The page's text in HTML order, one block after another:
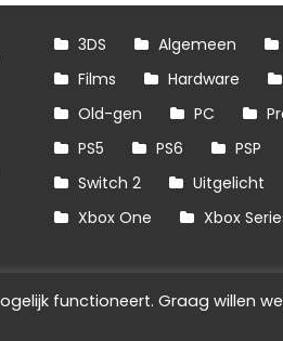
3DS Algemeen
Films
Hardware
Old-gen
PC
PS5
PS6 PSP
Switch 2
Uitgelicht
Xbox One
Xbox
functioneert. Graag willen